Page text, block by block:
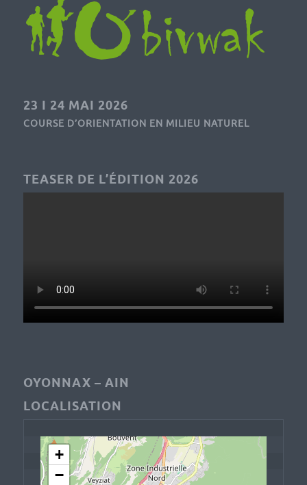
23 I 24 MAI 2026
COURSE D’ORIENTATION EN MILIEU NATUREL
TEASER DE L’ÉDITION 2026
OYONNAX – AIN
LOCALISATION
+
−